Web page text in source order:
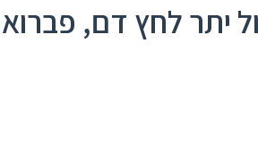
יתר לחץ דם,